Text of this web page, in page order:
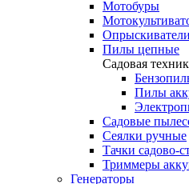
Мотобуры
Опрыскиватели
Пилы цепные
Садовая
Пилы
Садовые
Сеялки ручные
Тачки садово-
Триммеры
Генераторы